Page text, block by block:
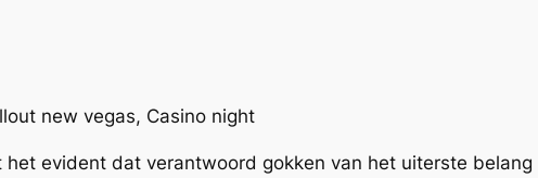
evident dat verantwoord gokken van het uiterste belang